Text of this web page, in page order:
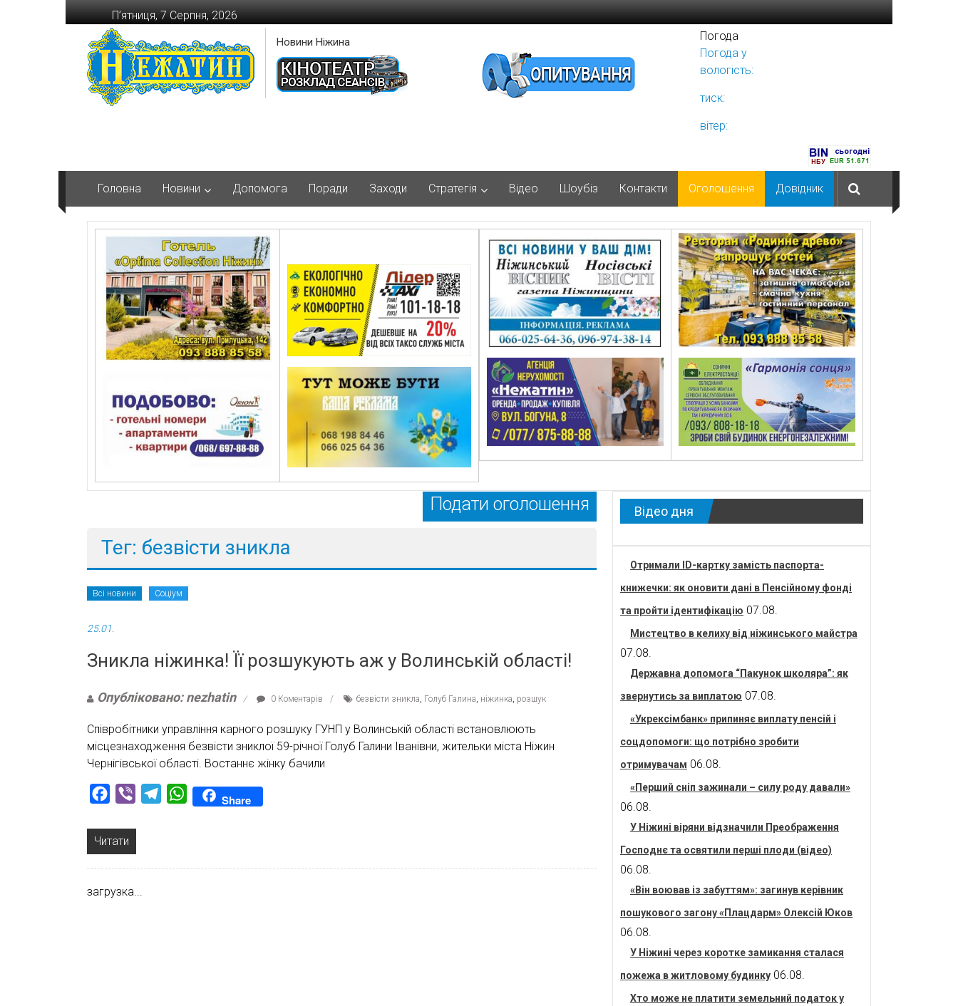
Перейти
до
вмісту
П’ятниця, 7 Серпня, 2026
Новини Ніжина
Погода
Погода у
вологість:
тиск:
вітер:
Головна Новини Допомога Поради Заходи Стратегія Відео Шоубіз Контакти Оголошення Довідник
Подати оголошення
Тег: безвісти зникла
Всі новини Соціум
25.01.
Зникла ніжинка! Її розшукують аж у Волинській області!
Опубліковано: nezhatin 0 Коментарів безвісти зникла Голуб Галина ніжинка розшук
Співробітники управління карного розшуку ГУНП у Волинській області встановлюють
місцезнаходження безвісти зниклої 59-річної Голуб Галини Іванівни, жительки міста Ніжин
Чернігівської області. Востаннє жінку бачили
Facebook
Viber TelegramWhatsAppShare
Читати
загрузка...
Відео дня
Отримали ID-картку замість паспорта-
книжечки: як оновити дані в Пенсійному фонді
та пройти ідентифікацію 07.08.
Мистецтво в келиху від ніжинського майстра
07.08.
Державна допомога “Пакунок школяра”: як
звернутись за виплатою 07.08.
«Укрексімбанк» припиняє виплату пенсій і
соцдопомоги: що потрібно зробити
отримувачам 06.08.
«Перший сніп зажинали – силу роду давали»
06.08.
У Ніжині віряни відзначили Преображення
Господнє та освятили перші плоди (відео)
06.08.
«Він воював із забуттям»: загинув керівник
пошукового загону «Плацдарм» Олексій Юков
06.08.
У Ніжині через коротке замикання сталася
пожежа в житловому будинку 06.08.
Хто може не платити земельний податок у